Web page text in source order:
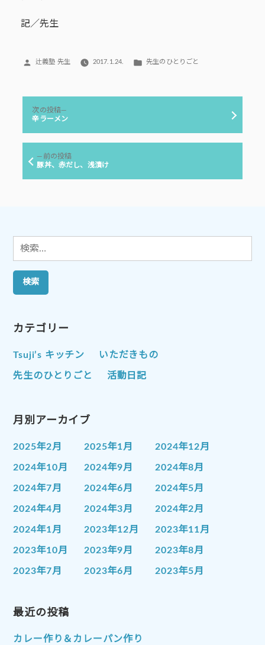
記／先生
投
辻義塾 先生 2017.1.24.
カ
リ
先生のひとりごと
ナ
ー
前の投稿前
の
豚丼、赤だし、浅漬け
次の投稿
の
辛ラーメン
検
索:
カテゴリー
Tsuji’s キッチン いただきもの
先生のひとりごと 活動日記
月別アーカイブ
2025年2月 2025年1月 2024年12月
2024年10月 2024年9月 2024年8月
2024年7月 2024年6月 2024年5月
2024年4月 2024年3月 2024年2月
2024年1月 2023年12月 2023年11月
2023年10月 2023年9月 2023年8月
2023年7月 2023年6月 2023年5月
2023年1月
2022年10月 2022年9月
最近の投稿
カレー作り＆カレーパン作り